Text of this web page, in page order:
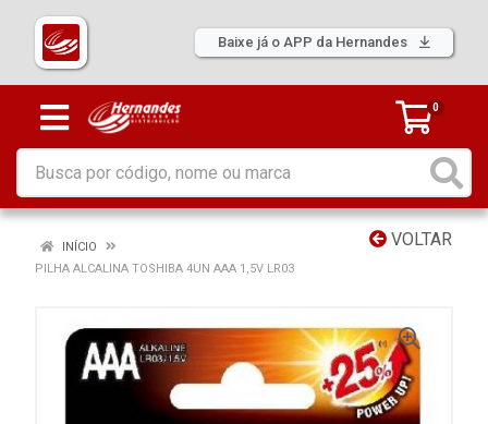
Baixe já o APP da Hernandes
0
VOLTAR
INÍCIO
PILHA ALCALINA TOSHIBA 4UN AAA 1,5V LR03